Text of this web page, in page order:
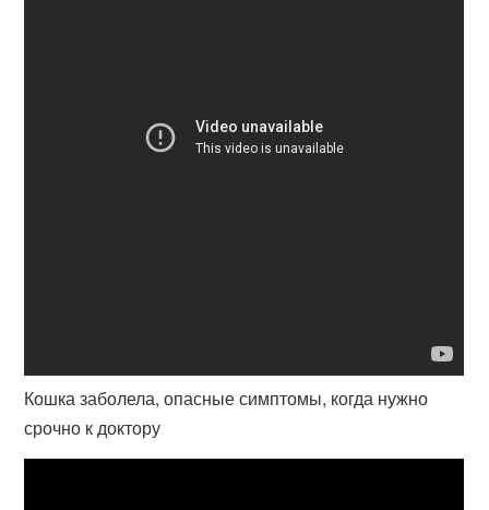
Кошка заболела, опасные симптомы, когда нужно
срочно к доктору